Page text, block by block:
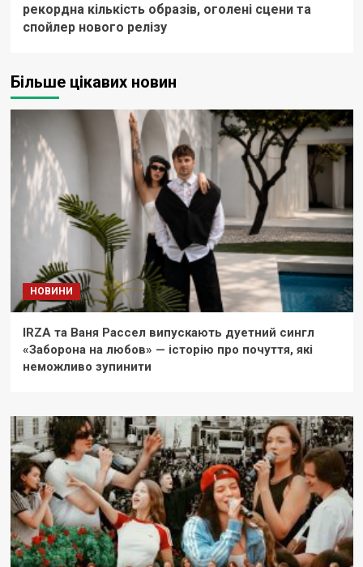
рекордна кількість образів, оголені сцени та
спойлер нового релізу
Більше цікавих новин
НОВИНИ
IRZA та Ваня Рассел випускають дуетний сингл
«Заборона на любов» — історію про почуття, які
неможливо зупинити